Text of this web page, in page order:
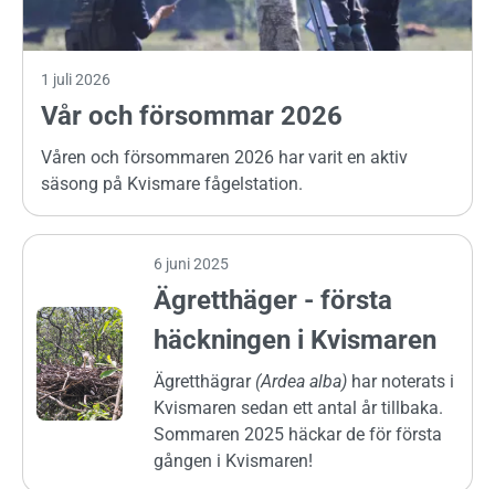
1 juli 2026
Vår och försommar 2026
Våren och försommaren 2026 har varit en aktiv
säsong på Kvismare fågelstation.
6 juni 2025
Ägretthäger - första
häckningen i Kvismaren
Ägretthägrar (Ardea alba)har noterats i
Kvismaren sedan ett antal år tillbaka.
Sommaren 2025 häckar de för första
gången i Kvismaren!